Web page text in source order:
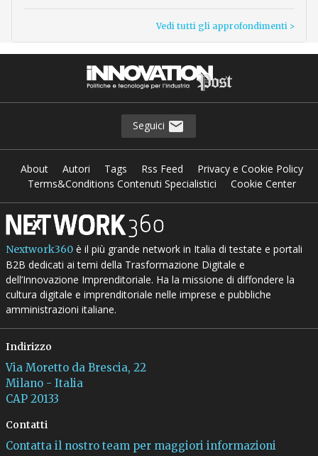
Vedi tutti gli approfondimenti >
Seguici
About Autori Tags Rss Feed
Privacy e Cookie Policy
Terms&Conditions Contenuti Specialistici
Cookie Center
Nextwork360è il più grande network in Italia di testate e portali
B2B dedicati ai temi della Trasformazione Digitale e
dell’Innovazione Imprenditoriale. Ha la missione di diffondere la
cultura digitale e imprenditoriale nelle imprese e pubbliche
amministrazioni italiane.
Indirizzo
Via Moretto da Brescia, 22
Milano - Italia
CAP 20133
Contatti
Contatta il nostro team per maggiori informazioni